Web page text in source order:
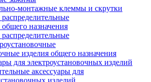
монтажные клеммы и скрутки
назначения
изделия общего назначения
для электроустановочных изделий
аксессуары для
изделий